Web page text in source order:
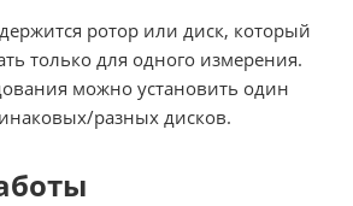
ротор или диск, который
только для одного измерения.
можно установить один
разных дисков.